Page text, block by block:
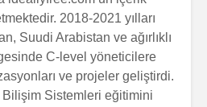
2018-2021 yılları
Suudi Arabistan ve ağırlıklı
C-level yöneticilere
ve projeler geliştirdi.
Bilişim Sistemleri eğitimini